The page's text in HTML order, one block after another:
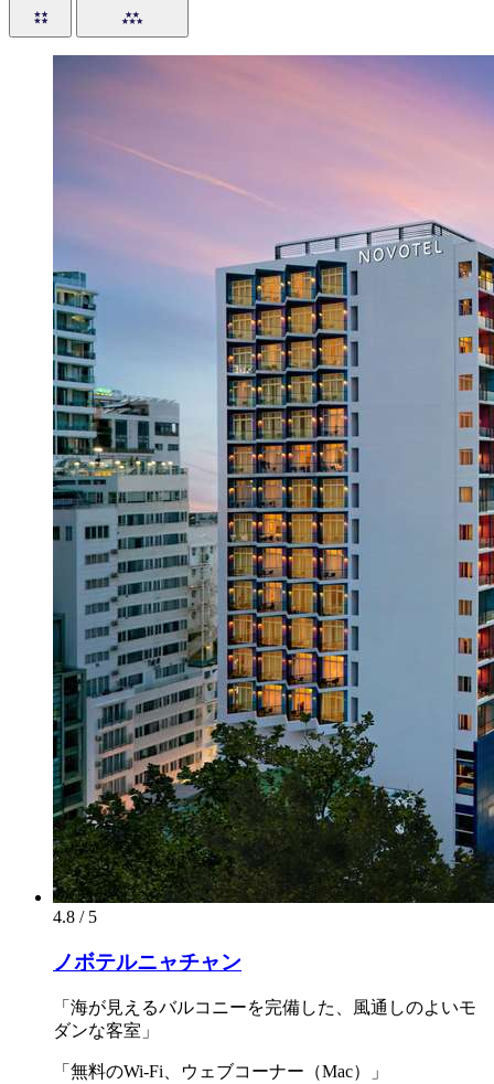
4.8 / 5
ノボテルニャチャン
「海が見えるバルコニーを完備した、風通しのよいモ
ダンな客室」
「無料のWi-Fi、ウェブコーナー（Mac）」